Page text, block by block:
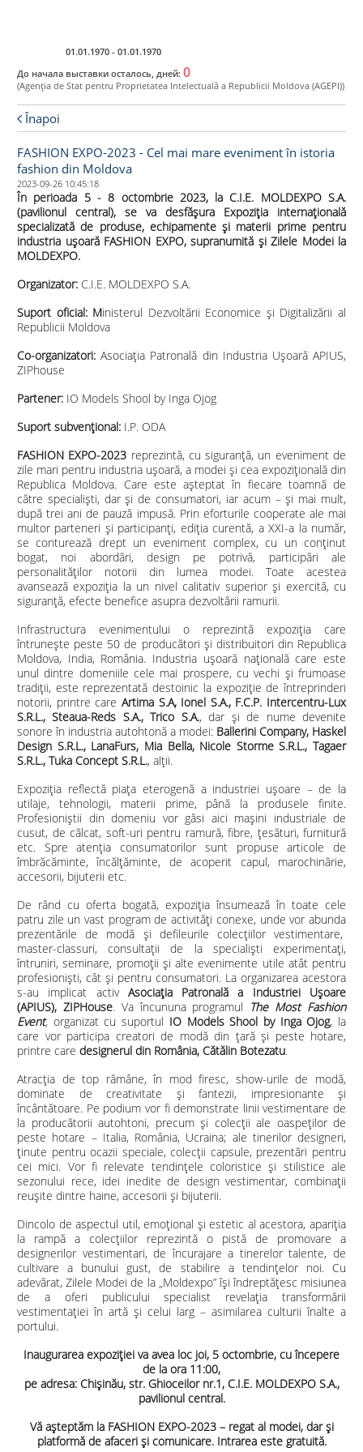
01.01.1970 - 01.01.1970
До начала выставки осталось, дней: 0
(Agenţia de Stat pentru Proprietatea Intelectuală a Republicii Moldova (AGEPI))
Înapoi
FASHION EXPO-2023 - Cel mai mare eveniment în istoria
fashion din Moldova
2023-09-26 10:45:18
În perioada 5 - 8 octombrie 2023, la C.I.E. MOLDEXPO S.A.
(pavilionul central), se va desfășura Expoziția internațională
specializată de produse, echipamente și materii prime pentru
industria ușoară FASHION EXPO, supranumită și Zilele Modei la
MOLDEXPO.
Organizator: C.I.E. MOLDEXPO S.A.
Suport oficial: Ministerul Dezvoltării Economice și Digitalizării al
Republicii Moldova
Co-organizatori:Asociația Patronală din Industria Ușoară APIUS,
ZIPhouse
Partener: IO Models Shool by Inga Ojog
Suport subvențional: I.P. ODA
FASHION EXPO-2023 reprezintă, cu siguranță, un eveniment de
zile mari pentru industria uşoară, a modei şi cea expoziţională din
Republica Moldova. Care este așteptat în fiecare toamnă de
către specialiști, dar și de consumatori, iar acum – și mai mult,
după trei ani de pauză impusă. Prin eforturile cooperate ale mai
multor parteneri și participanți, ediția curentă, a XXI-a la număr,
se conturează drept un eveniment complex, cu un conţinut
bogat, noi abordări, design pe potrivă, participări ale
personalităților notorii din lumea modei. Toate acestea
avansează expoziția la un nivel calitativ superior și exercită, cu
siguranță, efecte benefice asupra dezvoltării ramurii.
Infrastructura evenimentului o reprezintă expoziția care
întrunește peste 50 de producători și distribuitori din Republica
Moldova, India, România. Industria uşoară națională care este
unul dintre domeniile cele mai prospere, cu vechi și frumoase
tradiţii, este reprezentată destoinic la expoziție de întreprinderi
notorii, printre care Artima S.A, Ionel S.A., F.C.P. Intercentru-Lux
S.R.L., Steaua-Reds S.A., Trico S.A., dar și de nume devenite
sonore în industria autohtonă a modei: Ballerini Company, Haskel
Design S.R.L., LanaFurs, Mia Bella, Nicole Storme S.R.L., Tagaer
S.R.L., Tuka Concept S.R.L., alții.
Expoziţia reflectă piaţa eterogenă a industriei uşoare – de la
utilaje, tehnologii, materii prime, până la produsele finite.
Profesioniştii din domeniu vor găsi aici maşini industriale de
cusut, de călcat, soft-uri pentru ramură, fibre, ţesături, furnitură
etc. Spre atenţia consumatorilor sunt propuse articole de
îmbrăcăminte, încălţăminte, de acoperit capul, marochinărie,
accesorii, bijuterii etc.
De rând cu oferta bogată, expoziţia însumează în toate cele
patru zile un vast program de activităţi conexe, unde vor abunda
prezentările de modă şi defileurile colecțiilor vestimentare,
master-classuri, consultaţii de la specialişti experimentaţi,
întruniri, seminare, promoții și alte evenimente utile atât pentru
profesioniști, cât și pentru consumatori. La organizarea acestora
s-au implicat activ Asociaţia Patronală a Industriei Uşoare
(APIUS), ZIPHouse. Va încununa programul The Most Fashion
Event, organizat cu suportul IO Models Shool by Inga Ojog, la
care vor participa creatori de modă din țară și peste hotare,
printre care designerul din România, Cătălin Botezatu.
Atracţia de top rămâne, în mod firesc, show-urile de modă,
dominate de creativitate şi fantezii, impresionante şi
încântătoare. Pe podium vor fi demonstrate linii vestimentare de
la producătorii autohtoni, precum și colecții ale oaspeților de
peste hotare – Italia, România, Ucraina; ale tinerilor designeri,
ținute pentru ocazii speciale, colecții capsule, prezentări pentru
cei mici. Vor fi relevate tendințele coloristice și stilistice ale
sezonului rece, idei inedite de design vestimentar, combinații
reușite dintre haine, accesorii și bijuterii.
Dincolo de aspectul util, emoţional şi estetic al acestora, apariţia
la rampă a colecţiilor reprezintă o pistă de promovare a
designerilor vestimentari, de încurajare a tinerelor talente, de
cultivare a bunului gust, de stabilire a tendinţelor noi. Cu
adevărat, Zilele Modei de la „Moldexpo” își îndreptățesc misiunea
de a oferi publicului specialist revelaţia transformării
vestimentaţiei în artă şi celui larg – asimilarea culturii înalte a
portului.
Inaugurarea expoziţiei va avea loc joi, 5 octombrie, cu începere
de la ora 11:00,
pe adresa: Chișinău, str. Ghioceilor nr.1, C.I.E. MOLDEXPO S.A.,
pavilionul central.
Vă așteptăm la FASHION EXPO-2023 – regat al modei, dar și
platformă de afaceri și comunicare. Intrarea este gratuită.